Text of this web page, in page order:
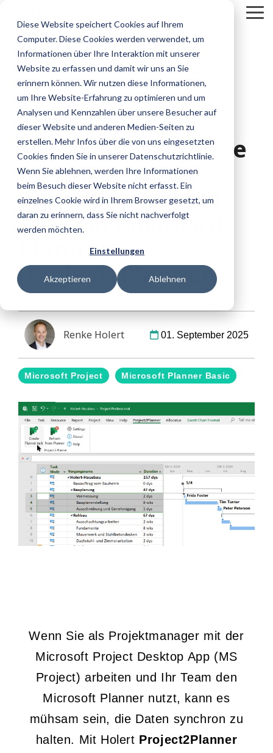
Diese Website speichert Cookies auf Ihrem
Computer. Diese Cookies werden verwendet, um
Informationen über Ihre Interaktion mit unserer
Website zu erfassen und damit wir uns an Sie
erinnern können. Wir nutzen diese Informationen,
um Ihre Website-Erfahrung zu optimieren und um
Analysen und Kennzahlen über unsere Besucher auf
dieser Website und anderen Medien-Seiten zu
erstellen. Mehr Infos über die von uns eingesetzten
Cookies finden Sie in unserer Datenschutzrichtlinie.
Wenn Sie ablehnen, werden Ihre Informationen
beim Besuch dieser Website nicht erfasst. Ein
einzelnes Cookie wird in Ihrem Browser gesetzt, um
daran zu erinnern, dass Sie nicht nachverfolgt
werden möchten.
Einstellungen
Akzeptieren Ablehnen
the
main
content.
1 MIN. LESEZEIT
Teilen Sie Vorgänge
aus Microsoft
Project mit Ihrem
Team in Microsoft
Planner
(Project2Planner)
Renke Holert 01. September 2025
Microsoft Project Microsoft Planner Basic
Wenn Sie als Projektmanager mit der
Microsoft Project Desktop App (MS
Project) arbeiten und Ihr Team den
Microsoft Planner nutzt, kann es
mühsam sein, die Daten synchron zu
halten. Mit Holert Project2Planner